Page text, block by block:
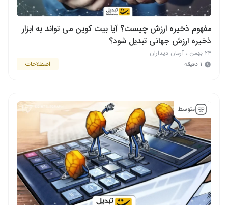
مفهوم ذخیره ارزش چیست؟ آیا بیت کوین می تواند به ابزار
ذخیره ارزش جهانی تبدیل شود؟
۲۴ بهمن ، آرمان دیداران
۱ دقیقه
اصطلاحات
متوسط